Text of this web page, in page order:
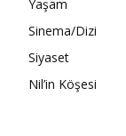
Yaşam
Sinema/Dizi
Siyaset
Nil’in Köşesi